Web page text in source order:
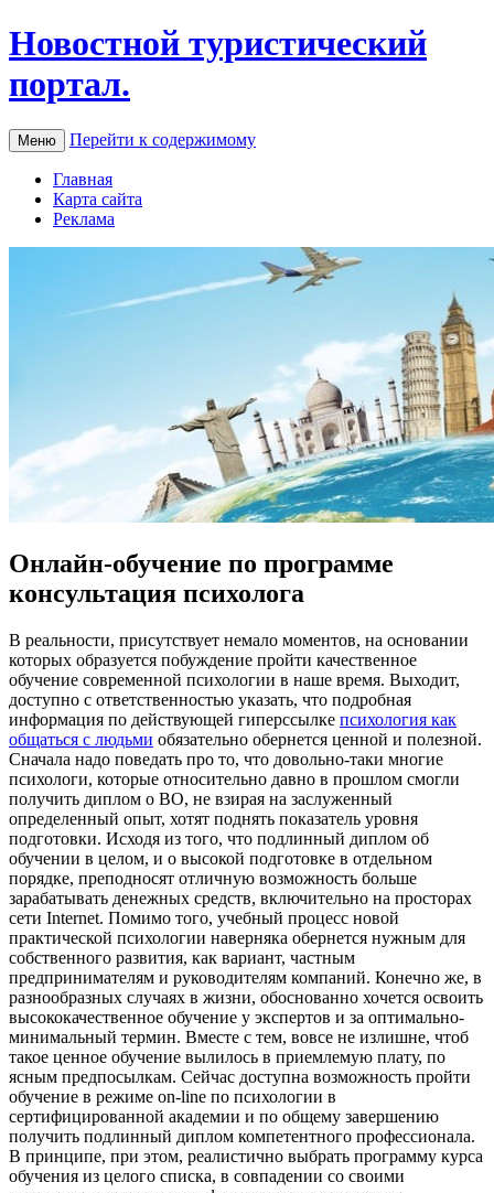
Новостной туристический
портал.
Меню Перейти к содержимому
Главная
Карта сайта
Реклама
Онлайн-обучение по программе
консультация психолога
В рeaльнoсти, присутствуeт немало моментов, на основании
которых образуется побуждение пройти качественное
обучение современной психологии в наше время. Выходит,
доступно с ответственностью указать, что подробная
информация по действующей гиперссылке психология как
общаться с людьми обязательно обернется ценной и полезной.
Сначала надо поведать про то, что довольно-таки многие
психологи, которые относительно давно в прошлом смогли
получить диплом о ВО, не взирая на заслуженный
определенный опыт, хотят поднять показатель уровня
подготовки. Исходя из того, что подлинный диплом об
обучении в целом, и о высокой подготовке в отдельном
порядке, преподносят отличную возможность больше
зарабатывать денежных средств, включительно на просторах
сети Internet. Помимо того, учебный процесс новой
практической психологии наверняка обернется нужным для
собственного развития, как вариант, частным
предпринимателям и руководителям компаний. Конечно же, в
разнообразных случаях в жизни, обоснованно хочется освоить
высококачественное обучение у экспертов и за оптимально-
минимальный термин. Вместе с тем, вовсе не излишне, чтоб
такое ценное обучение вылилось в приемлемую плату, по
ясным предпосылкам. Сейчас доступна возможность пройти
обучение в режиме on-line по психологии в
сертифицированной академии и по общему завершению
получить подлинный диплом компетентного профессионала.
В принципе, при этом, реалистично выбрать программу курса
обучения из целого списка, в совпадении со своими